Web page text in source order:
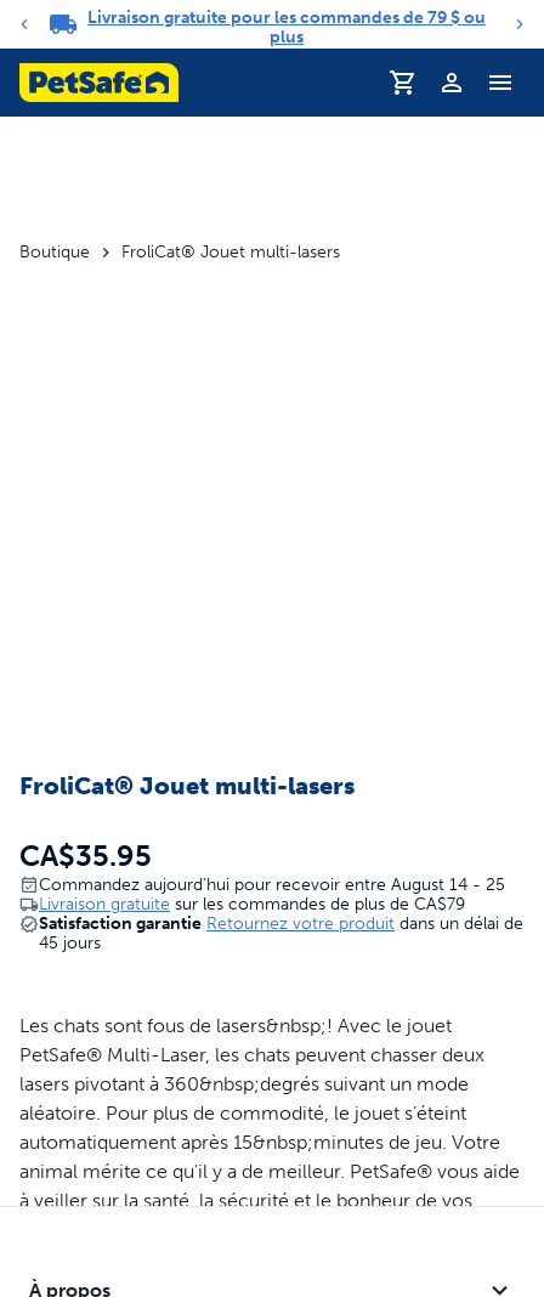
Carrousel de notifications
Livraison gratuite pour les commandes de 79 $ ou
plus
Profil
Boutique FroliCat® Jouet multi-lasers
FroliCat® Jouet multi-lasers
CA$35.95
Commandez aujourd’hui pour recevoir entre August 14 - 25
Livraison gratuite sur les commandes de plus de CA$79
Satisfaction garantie Retournez votre produit dans un délai de
45 jours
Les chats sont fous de lasers&nbsp;! Avec le jouet
PetSafe® Multi-Laser, les chats peuvent chasser deux
lasers pivotant à 360&nbsp;degrés suivant un mode
aléatoire. Pour plus de commodité, le jouet s’éteint
automatiquement après 15&nbsp;minutes de jeu. Votre
animal mérite ce qu'il y a de meilleur. PetSafe® vous aide
à veiller sur la santé, la sécurité et le bonheur de vos
Caractéristiques
À propos